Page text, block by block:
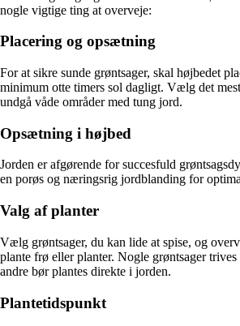
nogle vigtige ting at overveje:
Placering og opsætning
For at sikre sunde grøntsager, skal højbedet
minimum otte timers sol dagligt. Vælg det
undgå våde områder med tung jord.
Opsætning i højbed
Jorden er afgørende for succesfuld
en porøs og næringsrig jordblanding for
Valg af planter
Vælg grøntsager, du kan lide at spise, og
plante frø eller planter. Nogle grøntsager trives
andre bør plantes direkte i jorden.
Plantetidspunkt